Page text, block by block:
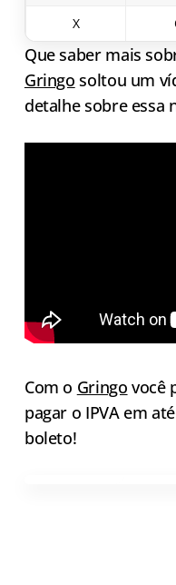
X
Que saber mais
Gringo soltou um
detalhe sobre essa
Com o Gringo você
pagar o IPVA em
boleto!